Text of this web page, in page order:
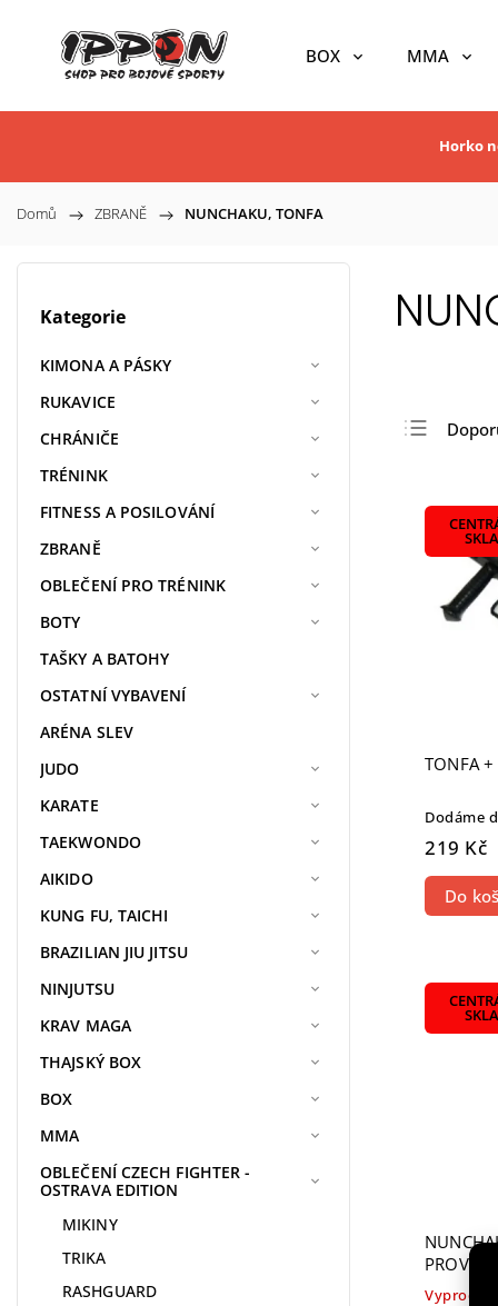
BOX MMA
Horko
Domů / ZBRANĚ / NUNCHAKU, TONFA
Kategorie
KIMONA A PÁSKY
RUKAVICE
CHRÁNIČE
TRÉNINK
FITNESS A POSILOVÁNÍ
ZBRANĚ
OBLEČENÍ PRO TRÉNINK
BOTY
TAŠKY A BATOHY
OSTATNÍ VYBAVENÍ
ARÉNA SLEV
JUDO
KARATE
TAEKWONDO
AIKIDO
KUNG FU, TAICHI
BRAZILIAN JIU JITSU
NINJUTSU
KRAV MAGA
THAJSKÝ BOX
BOX
MMA
OBLEČENÍ CZECH FIGHTER -
OSTRAVA EDITION
MIKINY
TRIKA
RASHGUARD
TONFA +
Dodáme
219 Kč
Do
PROVÁZEK
Vyprodáno